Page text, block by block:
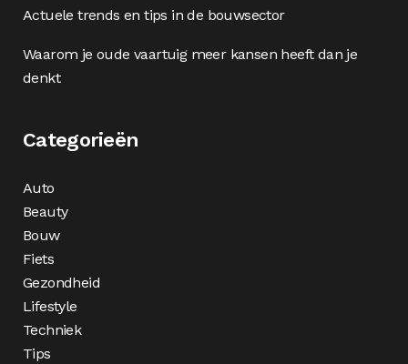
Actuele trends en tips in de bouwsector
Waarom je oude vaartuig meer kansen heeft dan je
denkt
Categorieën
Auto
Beauty
Bouw
Fiets
Gezondheid
Lifestyle
Techniek
Tips